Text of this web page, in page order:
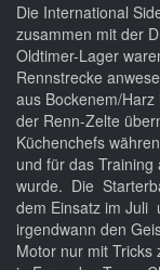
Die International
zusammen mit der
Oldtimer-Lager
Rennstrecke
aus Bockenem/
der Renn-Zelte
Küchenchefs
und für das
wurde. Die
dem Einsatz im Juli
irgendwann den
Motor nur mit Tricks